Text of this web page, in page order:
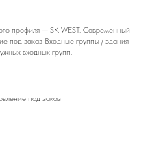
профиля — SK WEST. Современный
под заказ Входные группы / здания
входных групп.
под заказ